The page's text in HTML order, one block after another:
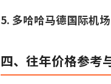
5. 多哈哈马德国际机
四、往年价格参考